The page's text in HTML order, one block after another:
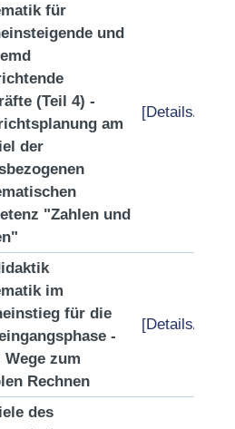
für
und
(Teil 4) -
am
der
"Zahlen und
[Details/
im
für die
-
Wege zum
Rechnen
[Details/
des